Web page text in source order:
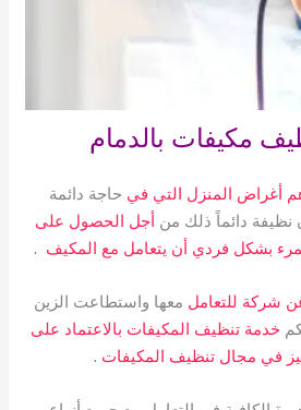
مكيفات بالدمام
أغراض المنزل التي في حاجة دائمة
نظيفة دائماً ذلك من أجل الحصول على
بشكل فردي أن يتعامل مع المكيف .
شركة للتعامل معها واستطاعت الزين
خدمة تنظيف المكيفات بالاعتماد على
في مجال تنظيف المكيفات .